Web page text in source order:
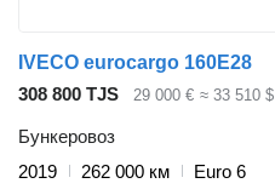
IVECO eurocargo 160E28
308 800 TJS
29 000 € ≈ 33 510 $
Бункеровоз
2019
262 000 км
Euro 6